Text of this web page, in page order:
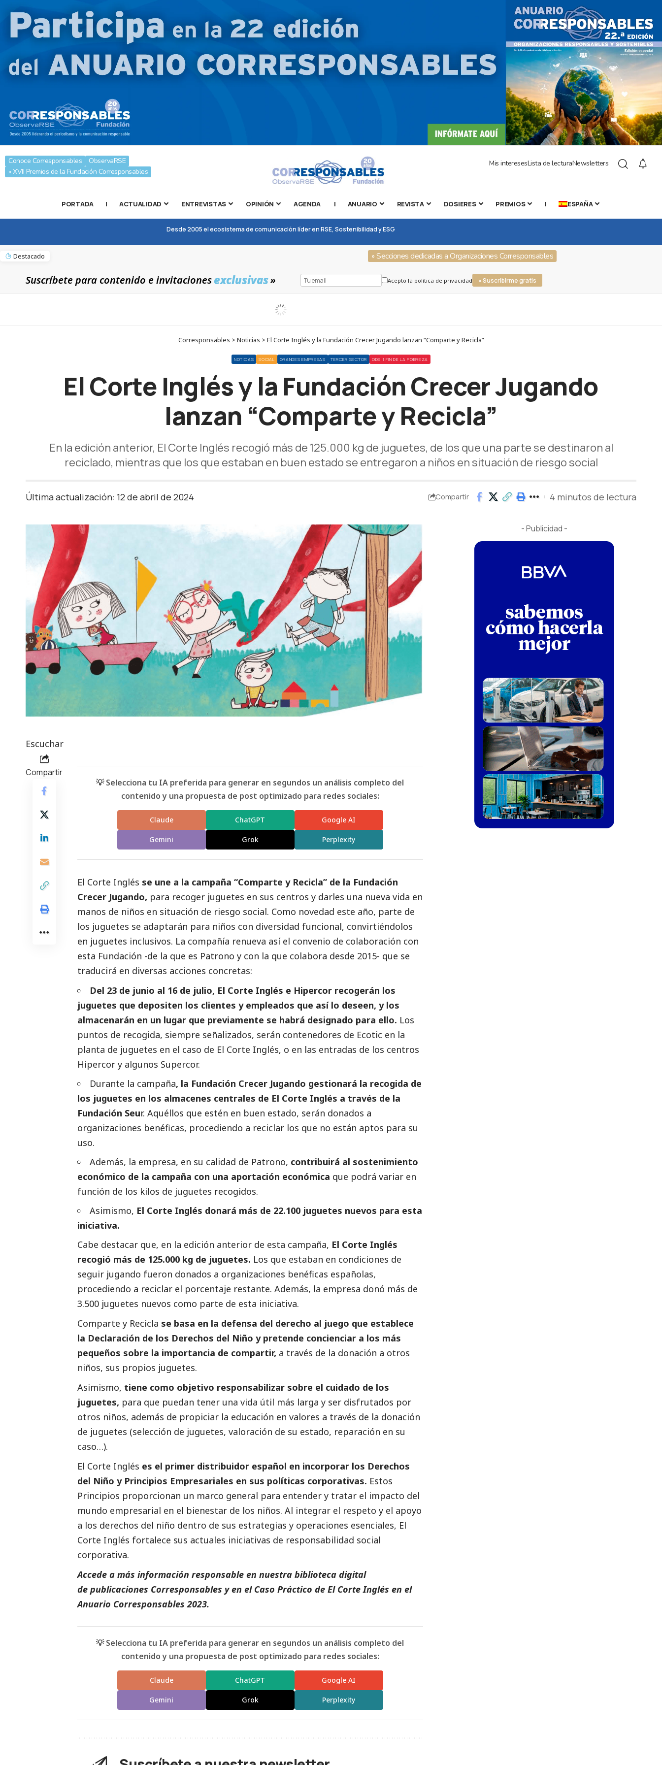
Conoce Corresponsables
ObservaRSE
» XVII Premios de la Fundación Corresponsables
Mis interesesLista de lecturaNewsletters
PORTADA | ACTUALIDAD ENTREVISTAS OPINIÓN AGENDA | ANUARIO REVISTA DOSIERES PREMIOS | ESPAÑA
Desde 2005 el ecosistema de comunicación líder en RSE, Sostenibilidad y ESG
Destacado » Secciones dedicadas a Organizaciones Corresponsables
Suscríbete para contenido e invitacionesexclusivas» Acepto la política de privacidad » Suscribirme gratis
Corresponsables > Noticias > El Corte Inglés y la Fundación Crecer Jugando lanzan “Comparte y Recicla”
NOTICIAS SOCIAL GRANDES EMPRESAS TERCER SECTOR ODS 1 FIN DE LA POBREZA
El Corte Inglés y la Fundación Crecer Jugando
lanzan “Comparte y Recicla”
En la edición anterior, El Corte Inglés recogió más de 125.000 kg de juguetes, de los que una parte se destinaron al
reciclado, mientras que los que estaban en buen estado se entregaron a niños en situación de riesgo social
Última actualización: 12 de abril de 2024 Compartir 4 minutos de lectura
Escuchar
Compartir
💡 Selecciona tu IA preferida para generar en segundos un análisis completo del
contenido y una propuesta de post optimizado para redes sociales:
Claude ChatGPT Google AI
Gemini Grok Perplexity
El Corte Inglés se une a la campaña “Comparte y Recicla” de la Fundación
Crecer Jugando, para recoger juguetes en sus centros y darles una nueva vida en
manos de niños en situación de riesgo social. Como novedad este año, parte de
los juguetes se adaptarán para niños con diversidad funcional, convirtiéndolos
en juguetes inclusivos. La compañía renueva así el convenio de colaboración con
esta Fundación -de la que es Patrono y con la que colabora desde 2015- que se
traducirá en diversas acciones concretas:
Del 23 de junio al 16 de julio, El Corte Inglés e Hipercor recogerán los
juguetes que depositen los clientes y empleados que así lo deseen, y los
almacenarán en un lugar que previamente se habrá designado para ello. Los
puntos de recogida, siempre señalizados, serán contenedores de Ecotic en la
planta de juguetes en el caso de El Corte Inglés, o en las entradas de los centros
Hipercor y algunos Supercor.
Durante la campaña, la Fundación Crecer Jugando gestionará la recogida de
los juguetes en los almacenes centrales de El Corte Inglés a través de la
Fundación Seur. Aquéllos que estén en buen estado, serán donados a
organizaciones benéficas, procediendo a reciclar los que no están aptos para su
uso.
Además, la empresa, en su calidad de Patrono, contribuirá al sostenimiento
económico de la campaña con una aportación económica que podrá variar en
función de los kilos de juguetes recogidos.
Asimismo, El Corte Inglés donará más de 22.100 juguetes nuevos para esta
iniciativa.
Cabe destacar que, en la edición anterior de esta campaña, El Corte Inglés
recogió más de 125.000 kg de juguetes. Los que estaban en condiciones de
seguir jugando fueron donados a organizaciones benéficas españolas,
procediendo a reciclar el porcentaje restante. Además, la empresa donó más de
3.500 juguetes nuevos como parte de esta iniciativa.
Comparte y Recicla se basa en la defensa del derecho al juego que establece
la Declaración de los Derechos del Niño y pretende concienciar a los más
pequeños sobre la importancia de compartir, a través de la donación a otros
niños, sus propios juguetes.
Asimismo, tiene como objetivo responsabilizar sobre el cuidado de los
juguetes, para que puedan tener una vida útil más larga y ser disfrutados por
otros niños, además de propiciar la educación en valores a través de la donación
de juguetes (selección de juguetes, valoración de su estado, reparación en su
caso…).
El Corte Inglés es el primer distribuidor español en incorporar los Derechos
del Niño y Principios Empresariales en sus políticas corporativas. Estos
Principios proporcionan un marco general para entender y tratar el impacto del
mundo empresarial en el bienestar de los niños. Al integrar el respeto y el apoyo
a los derechos del niño dentro de sus estrategias y operaciones esenciales, El
Corte Inglés fortalece sus actuales iniciativas de responsabilidad social
corporativa.
Accede a más información responsable en nuestra biblioteca digital
de publicaciones Corresponsables y en el Caso Práctico de El Corte Inglés en el
Anuario Corresponsables 2023.
💡 Selecciona tu IA preferida para generar en segundos un análisis completo del
contenido y una propuesta de post optimizado para redes sociales:
Claude ChatGPT Google AI
Gemini Grok Perplexity
- Publicidad -